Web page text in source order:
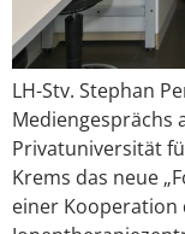
LH-Stv. Stephan
Mediengesprächs
Privatuniversität
Krems das neue
einer Kooperation